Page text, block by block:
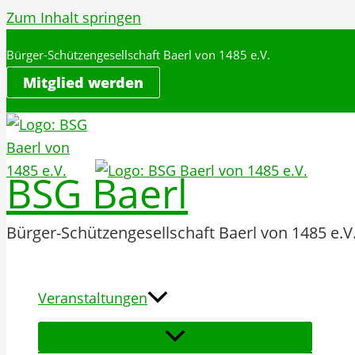
Zum Inhalt springen
Bürger-Schützengesellschaft Baerl von 1485 e.V.
Mitglied werden
BSG Baerl
Bürger-Schützengesellschaft Baerl von 1485
Veranstaltungen